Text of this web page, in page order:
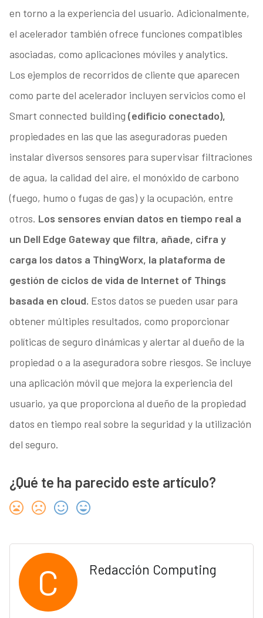
en torno a la experiencia del usuario. Adicionalmente,
el acelerador también ofrece funciones compatibles
asociadas, como aplicaciones móviles y analytics.
Los ejemplos de recorridos de cliente que aparecen
como parte del acelerador incluyen servicios como el
Smart connected building (edificio conectado),
propiedades en las que las aseguradoras pueden
instalar diversos sensores para supervisar filtraciones
de agua, la calidad del aire, el monóxido de carbono
(fuego, humo o fugas de gas) y la ocupación, entre
otros. Los sensores envían datos en tiempo real a
un Dell Edge Gateway que filtra, añade, cifra y
carga los datos a ThingWorx, la plataforma de
gestión de ciclos de vida de Internet of Things
basada en cloud. Estos datos se pueden usar para
obtener múltiples resultados, como proporcionar
políticas de seguro dinámicas y alertar al dueño de la
propiedad o a la aseguradora sobre riesgos. Se incluye
una aplicación móvil que mejora la experiencia del
usuario, ya que proporciona al dueño de la propiedad
datos en tiempo real sobre la seguridad y la utilización
del seguro.
¿Qué te ha parecido este artículo?
C Redacción Computing